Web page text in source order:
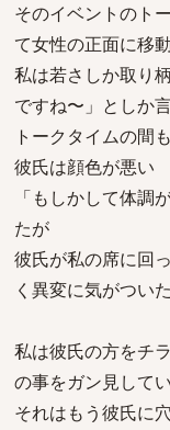
そのイベントのト
て女性の正面に移
私は若さしか取り
ですね〜」としか
トークタイムの間
彼氏は顔色が悪い
「もしかして体調
たが
彼氏が私の席に回
く異変に気がついた
私は彼氏の方をチ
の事をガン見して
それはもう彼氏に